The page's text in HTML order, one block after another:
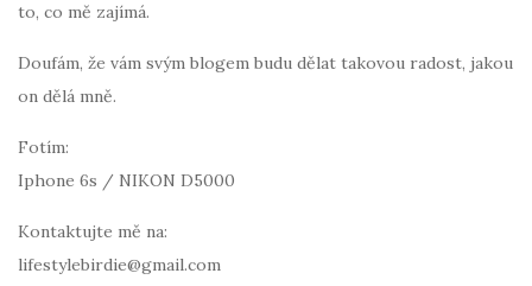
to, co mě zajímá.
Doufám, že vám svým blogem budu dělat takovou radost, jakou
on dělá mně.
Fotím:
Iphone 6s / NIKON D5000
Kontaktujte mě na:
lifestylebirdie@gmail.com